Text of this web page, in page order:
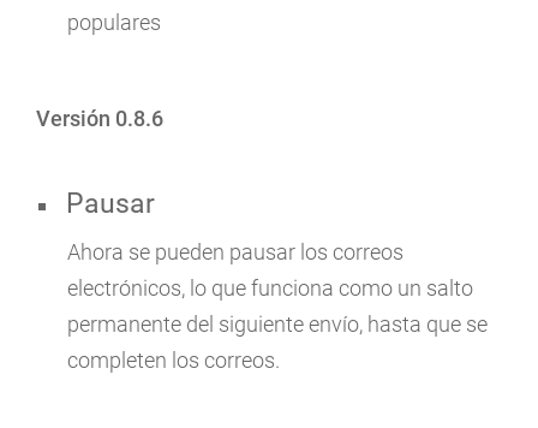
populares
Versión 0.8.6
Pausar
Ahora se pueden pausar los correos
electrónicos, lo que funciona como un salto
permanente del siguiente envío, hasta que se
completen los correos.